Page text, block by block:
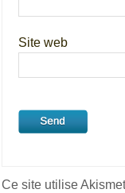
Site web
Ce site utilise